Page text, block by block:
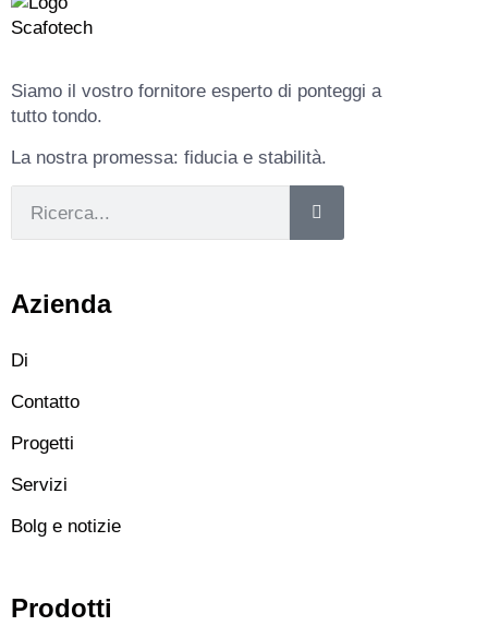
Siamo il vostro fornitore esperto di ponteggi a
tutto tondo.
La nostra promessa: fiducia e stabilità.
Azienda
Di
Contatto
Progetti
Servizi
Bolg e notizie
Prodotti